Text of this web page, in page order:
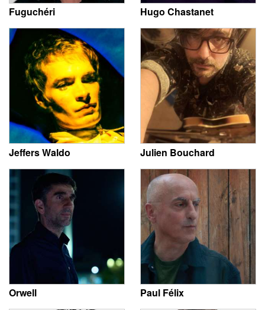
Fuguchéri Hugo Chastanet
Jeffers Waldo Julien Bouchard
Orwell Paul Félix